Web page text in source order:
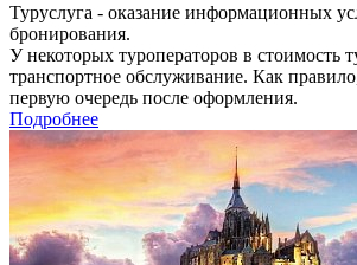
Туруслуга - оказание информационных
бронирования.
У некоторых туроператоров в стоимость
транспортное обслуживание. Как
первую очередь после оформления.
Подробнее